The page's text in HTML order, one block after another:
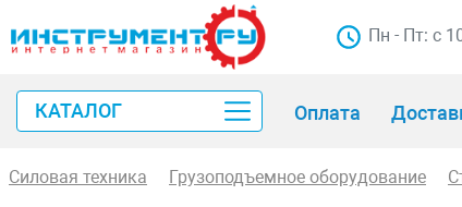
Пн - Пт: с
КАТАЛОГ Оплата
Силовая техника Грузоподъемное оборудование